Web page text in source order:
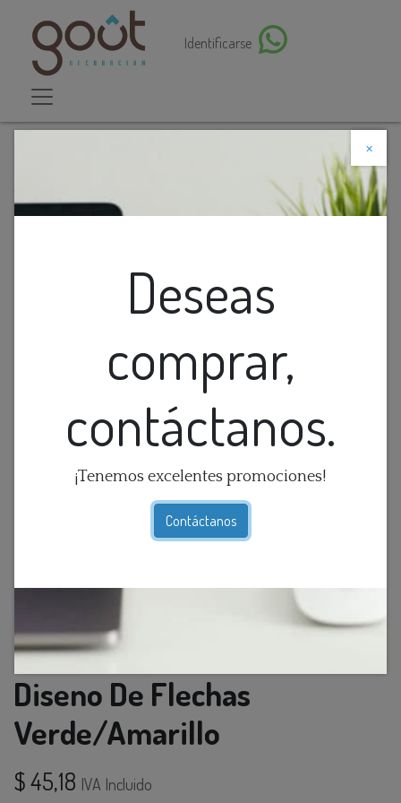
Identificarse
×
Deseas
comprar,
contáctanos.
¡Tenemos excelentes promociones!
Contáctanos
Descuento web
Macetero De Cemento Con Diseno De Flechas
Macetero De Cemento Con
Diseno De Flechas
Verde/Amarillo
$45,18 IVA Incluido